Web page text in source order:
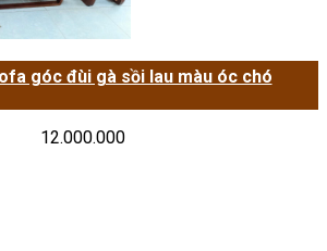
góc đùi gà sồi lau màu óc chó
12.000.000